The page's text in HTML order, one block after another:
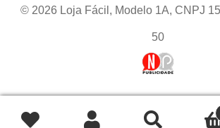
© 2026 Loja Fácil, Modelo 1A, CNPJ
50